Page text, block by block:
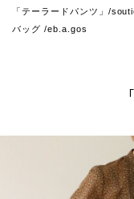
「テーラードパンツ」/
バッグ /eb.a.gos